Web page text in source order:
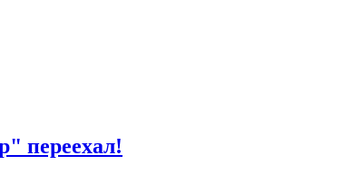
переехал!